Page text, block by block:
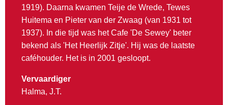
1919). Daarna kwamen Teije de Wrede, Tewes
Huitema en Pieter van der Zwaag (van 1931 tot
1937). In die tijd was het Cafe 'De Sewey' beter
bekend als 'Het Heerlijk Zitje'. Hij was de laatste
caféhouder. Het is in 2001 gesloopt.
Vervaardiger
Halma, J.T.